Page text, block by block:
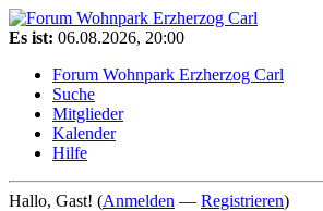
Es ist: 06.08.2026, 20:00
Forum Wohnpark Erzherzog Carl
Suche
Mitglieder
Kalender
Hilfe
Hallo, Gast! (Anmelden — Registrieren)